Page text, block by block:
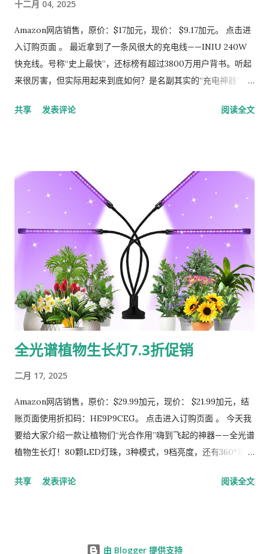
湿滑的地面上行走，也能确保你的安全。此外，鞋底柔软舒适，
长时间穿着或行走也不会感到疲劳，非常适合户外活动或日常通
勤。 5. 多场合适用：男女皆宜的百搭单品 这款靴子设计简约大
方，男女皆宜，适合各种场合穿着。无论是冬季的雪天、雨天，
还是滑雪、散步、钓鱼、遛狗等户外活动，它都能轻松应对。同
动，都能展现时尚与实用兼具的风格。 6. 节日送礼佳选：温暖贴
份贴心的礼物。 总结 这款冬季靴子集防水、保暖、防滑和舒适于
一身，是一款性价比极高的冬季必备单品。无论是应对恶劣天
气...
十二月 04, 2025
Amazon网店销售，原价：$17加元，现价： $9.17加元。 点击进
入订购页面 。 最近拿到了一条风很大的充电线——INIU 240W
快充线。号称“史上最快”，还标榜有超过3800万用户背书。听起
来很厉害，但实际用起来到底如何？是名副其实的“充电神器”，
份真实测评。 #### **开箱与第一印象：扎实的做工与诚意配
标注了**长达3年的质保**，这在消费类线材里确实少见，看得出
品牌对自家产品耐用性的信心。 #### **核心实测：“史上最
快”到底有多快？** 这是大家最关心的部分。INIU宣称其240W
规格刷新了快充记录。为了验证，我分别测试了手边的几款设
备： * **MacBook Pro 16英寸 (M1 Pro)**：使用140W原装充
电头，半小时电量从10%冲到了 **85%以上**，与宣传的88%非
常接近。对于需要紧急出门的场景，这个回血速度堪称救命。 *
**iPad Pro (M2)**：同样在半小时内充入了超过90%的电量，
看剧、画图的电量焦虑大幅缓解。 * **三星 Galaxy S23
Ultra**：成功激活了45W超级快充协议，充电速度与原装线无
异，前半段充电如飞。 **测评员提示**：要实现这样的极速，**
20W“五福一安”，那这条线的潜力完全无法发挥。它是一把“利
剑”，但你需要为它配备足够强的“臂力”（充电头）。 #### **
兼容性：一线走天下？基本实现！** 官方宣称“适用所有C口设
备”，实际测试下来，兼容性确实很广。从高功率的笔记本电脑、
Steam Deck，到普通的手机、蓝牙耳机，都能正常识别并充
18W到240W的电力。对于拥有多个不同品牌、不同功率设备的
共享 发表评论 阅读全文
全光谱植物生长灯7.3折促销
二月 17, 2025
Amazon网店销售，原价：$29.99加元，现价： $21.99加元，结
账页面使用折扣码：HE9P9CEG。 点击进入订购页面 。 今天我
要给大家介绍一款让植物们“光合作用”嗨到飞起的神器——全光谱
植物生长灯！80颗LED灯珠，3种模式，9档亮度，还有360°软管
LED灯珠，植物界的“太阳替身” 这款灯配备了80颗LED灯珠，其
共享 发表评论 阅读全文
由 Blogger 提供支持